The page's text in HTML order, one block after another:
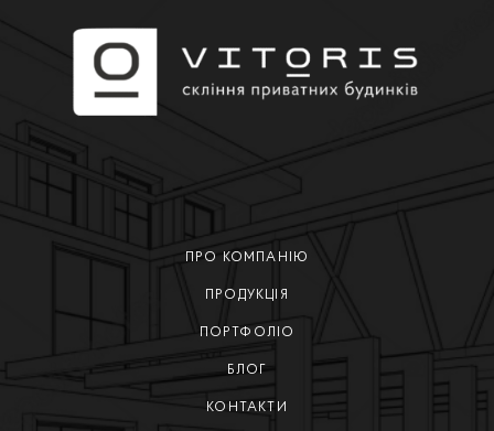
ПРО КОМПАНІЮ
ПРОДУКЦІЯ
ПОРТФОЛІО
БЛОГ
КОНТАКТИ